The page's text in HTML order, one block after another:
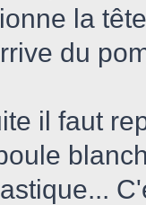
la
du
il faut